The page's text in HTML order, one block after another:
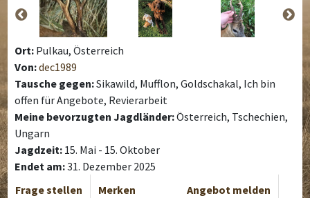
Ort: Pulkau, Österreich
Von:dec1989
Tausche gegen:Sikawild, Mufflon, Goldschakal, Ich bin
offen für Angebote, Revierarbeit
Meine bevorzugten Jagdländer:Österreich, Tschechien,
Ungarn
Jagdzeit: 15. Mai - 15. Oktober
Endet am:31. Dezember 2025
Frage stellen
Merken
Angebot melden